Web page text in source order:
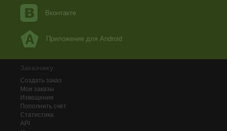
Вконтакте
Приложение для Android
Заказчику
Создать заказ
Мои заказы
Извещения
Пополнить счёт
Статистика
API